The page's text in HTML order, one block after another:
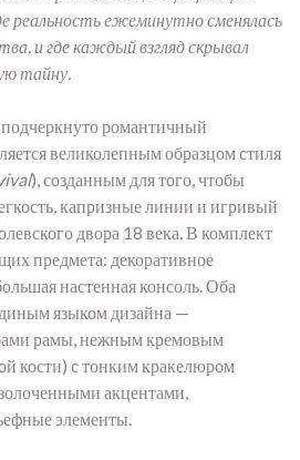
реальность ежеминутно сменялась
и где каждый взгляд скрывал
тайну.
романтичный
великолепным образцом стиля
), созданным для того, чтобы
капризные линии и игривый
двора 18 века. В комплект
предмета: декоративное
настенная консоль. Оба
языком дизайна —
рамы, нежным кремовым
кости) с тонким кракелюром
акцентами,
элементы.